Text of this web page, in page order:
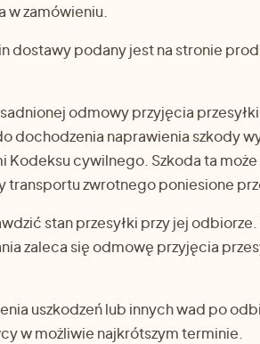
w zamówieniu.
dostawy podany jest na stronie
odmowy przyjęcia
dochodzenia naprawienia szkody
Kodeksu cywilnego. Szkoda ta
transportu zwrotnego poniesione
stan przesyłki przy jej
zaleca się odmowę przyjęcia
uszkodzeń lub innych wad po
w możliwie najkrótszym terminie.